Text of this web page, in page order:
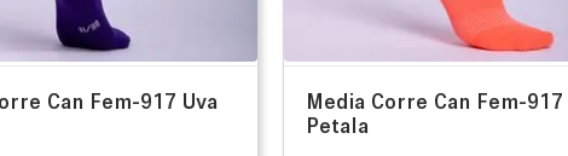
Can Fem-917 Uva
Media Corre Can Fem-917
Petala